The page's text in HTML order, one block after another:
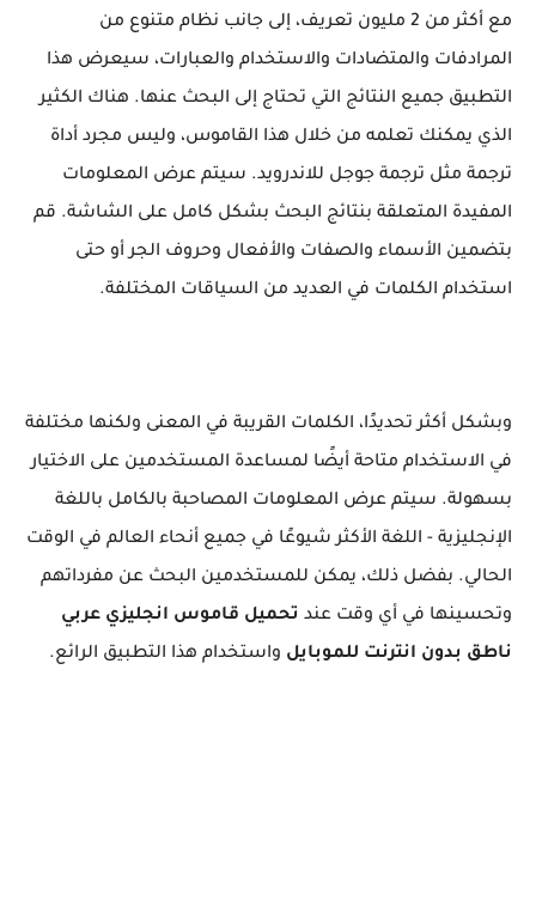
مع أكثر من 2 مليون تعريف، إلى جانب نظام متنوع من
المرادفات والمتضادات والاستخدام والعبارات، سيعرض هذا
التطبيق جميع النتائج التي تحتاج إلى البحث عنها. هناك الكثير
الذي يمكنك تعلمه من خلال هذا القاموس، وليس مجرد أداة
ترجمة مثل ترجمة جوجل للاندرويد. سيتم عرض المعلومات
المفيدة المتعلقة بنتائج البحث بشكل كامل على الشاشة. قم
بتضمين الأسماء والصفات والأفعال وحروف الجر أو حتى
استخدام الكلمات في العديد من السياقات المختلفة.
وبشكل أكثر تحديدًا، الكلمات القريبة في المعنى ولكنها مختلفة
في الاستخدام متاحة أيضًا لمساعدة المستخدمين على الاختيار
بسهولة. سيتم عرض المعلومات المصاحبة بالكامل باللغة
الإنجليزية - اللغة الأكثر شيوعًا في جميع أنحاء العالم في الوقت
الحالي. بفضل ذلك، يمكن للمستخدمين البحث عن مفرداتهم
وتحسينها في أي وقت عند تحميل قاموس انجليزي عربي
ناطق بدون انترنت للموبايل واستخدام هذا التطبيق الرائع.